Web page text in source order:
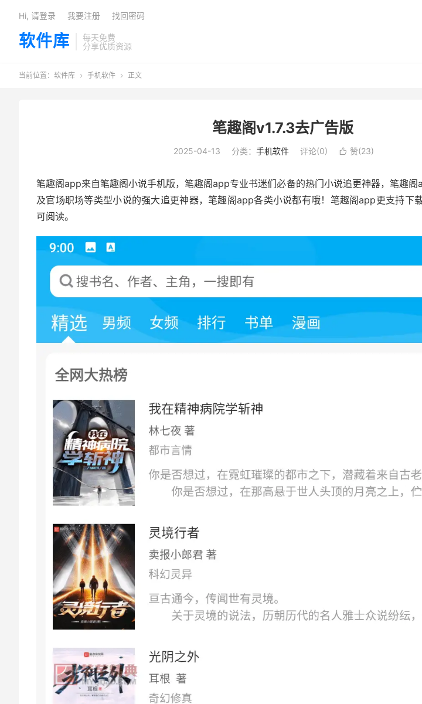
软件库
每天免费
分享优质资源
Hi, 请登录 我要注册 找回密码
当前位置： 软件库  手机软件  正文
笔趣阁v1.7.3去广告版
2025-04-13 分类： 手机软件 评论(0)  赞(23)
笔趣阁app来自笔趣阁小说手机版，笔趣阁app专业书迷们必备的热门小说追更神器，笔趣
及官场职场等类型小说的强大追更神器，笔趣阁app各类小说都有哦！笔趣阁app更支持下
可阅读。